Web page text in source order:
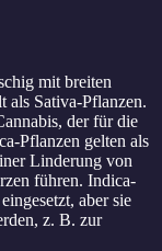
mit breiten
als Sativa-Pflanzen.
der für die
Pflanzen gelten als
Linderung von
führen. Indica-
aber sie
z. B. zur